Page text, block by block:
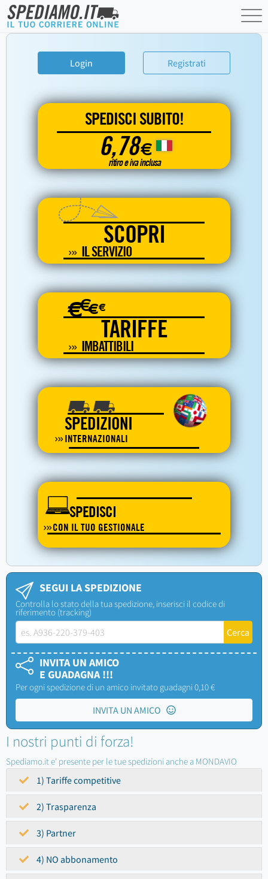
Login Registrati
SPEDISCI SUBITO!
6,78€
ritiro e iva inclusa
SCOPRI
IL SERVIZIO
€€€€
TARIFFE
IMBATTIBILI
SPEDIZIONI
INTERNAZIONALI
SPEDISCI
CON IL TUO GESTIONALE
SEGUI LA SPEDIZIONE
Controlla lo stato della tua spedizione, inserisci il codice di
riferimento (tracking)
INVITA UN AMICO
E GUADAGNA !!!
Per ogni spedizione di un amico invitato guadagni 0,10 €
INVITA UN AMICO
I nostri punti di forza!
Spediamo.it e' presente per le tue spedizioni anche a MONDAVIO
1) Tariffe competitive
2) Trasparenza
3) Partner
4) NO abbonamento